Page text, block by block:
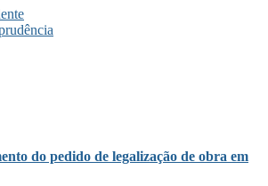
do pedido de legalização de obra em